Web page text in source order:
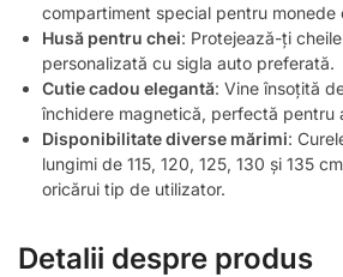
compartiment special pentru monede
Husă pentru chei: Protejează-ți
personalizată cu sigla auto preferată.
Cutie cadou elegantă: Vine însoțită
închidere magnetică, perfectă pentru
Disponibilitate diverse mărimi:
lungimi de 115, 120, 125, 130 și 135
oricărui tip de utilizator.
Detalii despre produs